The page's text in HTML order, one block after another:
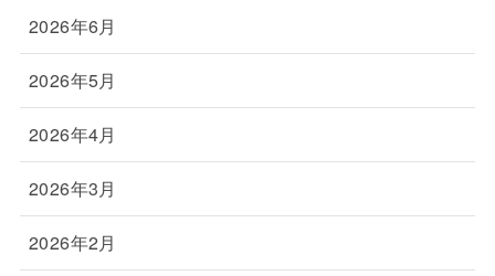
2026年6月
2026年5月
2026年4月
2026年3月
2026年2月